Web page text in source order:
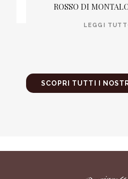
ROSSO DI
LEGGI
SCOPRI TUTTI I